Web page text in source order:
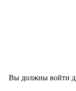
Вы должны войти